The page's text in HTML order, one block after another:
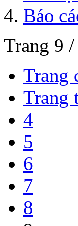
Báo
Trang 9 /
Trang
Trang
4
5
6
7
8